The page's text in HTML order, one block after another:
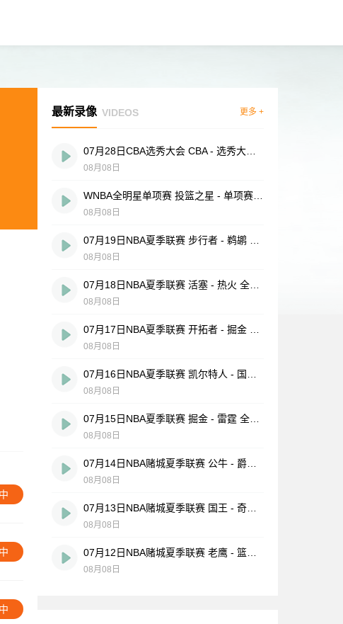
最新录像 VIDEOS 更多 +
08月08日
08月08日
08月08日
08月08日
08月08日
08月08日
08月08日
08月08日
08月08日
08月08日